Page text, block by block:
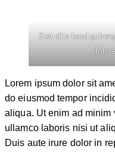
Stet clita kasd
Lorem ipsum dolor sit
do eiusmod tempor
aliqua. Ut enim ad minim
ullamco laboris nisi ut
Duis aute irure dolor in